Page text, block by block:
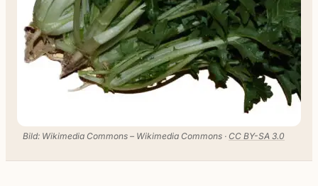
Bild: Wikimedia Commons – Wikimedia Commons · CC BY-SA 3.0